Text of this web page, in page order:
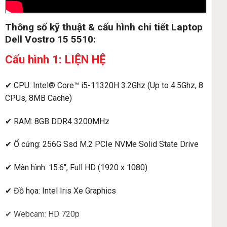
Thông số kỹ thuật & cấu hình chi tiết Laptop
Dell Vostro 15 5510:
Cấu hình 1: LIỆN HỆ
✔ CPU: Intel® Core™ i5-11320H 3.2Ghz (Up to 4.5Ghz, 8
CPUs, 8MB Cache)
✔ RAM: 8GB DDR4 3200MHz
✔ Ổ cứng: 256G Ssd M.2 PCIe NVMe Solid State Drive
✔ Màn hình: 1 5.6″, Full HD (1920 x 1080)
✔ Đồ họa: Intel Iris Xe Graphics
✔ Webcam: HD 720p